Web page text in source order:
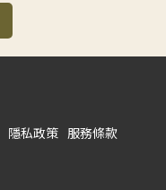
隱私政策 服務條款